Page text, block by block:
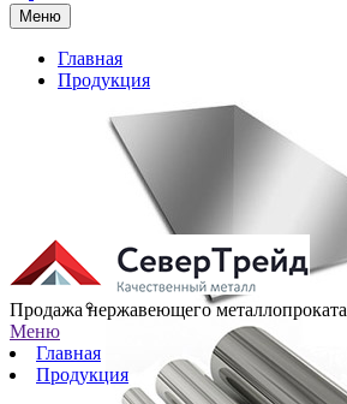
Меню
Главная
Продукция
Продажа нержавеющего металлопроката
Меню
Главная
Продукция